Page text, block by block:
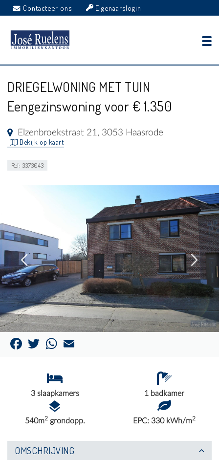
Contacteer ons Eigenaarslogin
DRIEGELWONING MET TUIN
Eengezinswoning voor € 1.350
Elzenbroekstraat 21, 3053 Haasrode
Bekijk op kaart
Ref: 3373043
FacebookTwitterWhatsApp
3 slaapkamers 1 badkamer
540m2grondopp. EPC: 330 kWh/m2
OMSCHRIJVING